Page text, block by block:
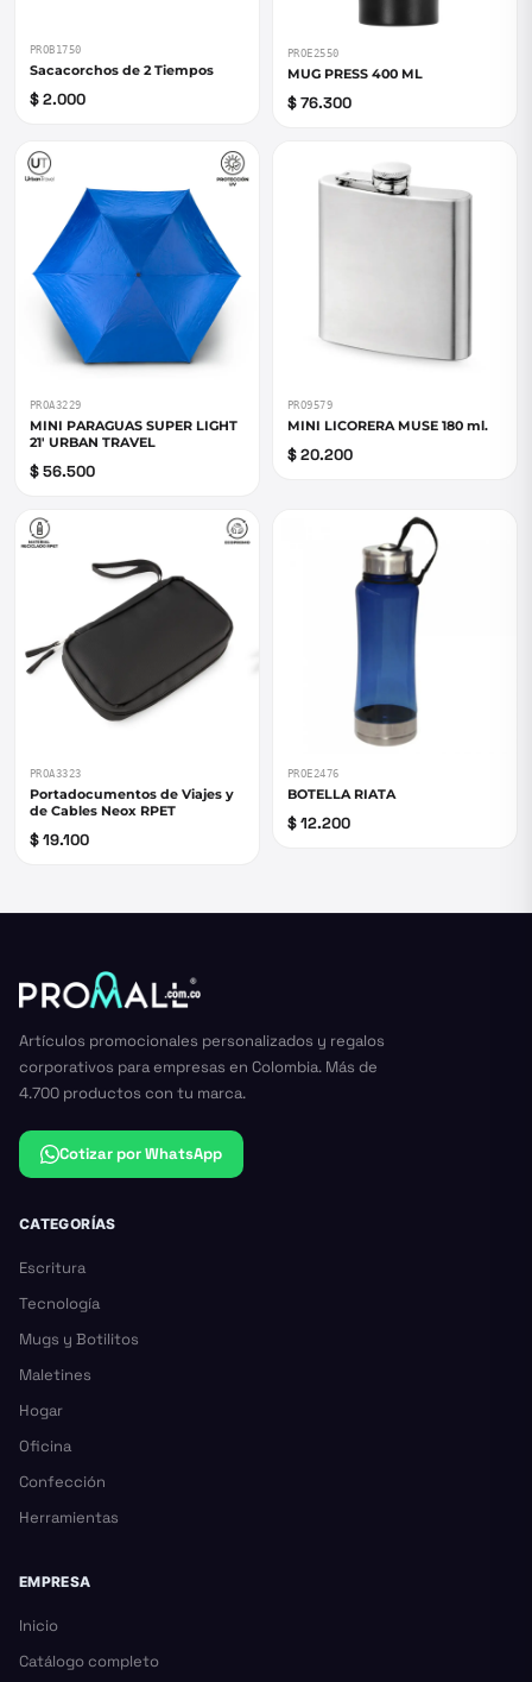
PROB1750
Sacacorchos de 2 Tiempos
$ 2.000
PROE2550
MUG PRESS 400 ML
$ 76.300
PROA3229
MINI PARAGUAS SUPER LIGHT
21' URBAN TRAVEL
$ 56.500
PRO9579
MINI LICORERA MUSE 180 ml.
$ 20.200
PROA3323
Portadocumentos de Viajes y
de Cables Neox RPET
$ 19.100
PROE2476
BOTELLA RIATA
$ 12.200
Artículos promocionales personalizados y regalos
corporativos para empresas en Colombia. Más de
4.700 productos con tu marca.
Cotizar por WhatsApp
CATEGORÍAS
Escritura
Tecnología
Mugs y Botilitos
Maletines
Hogar
Oficina
Confección
Herramientas
EMPRESA
Inicio
Catálogo completo